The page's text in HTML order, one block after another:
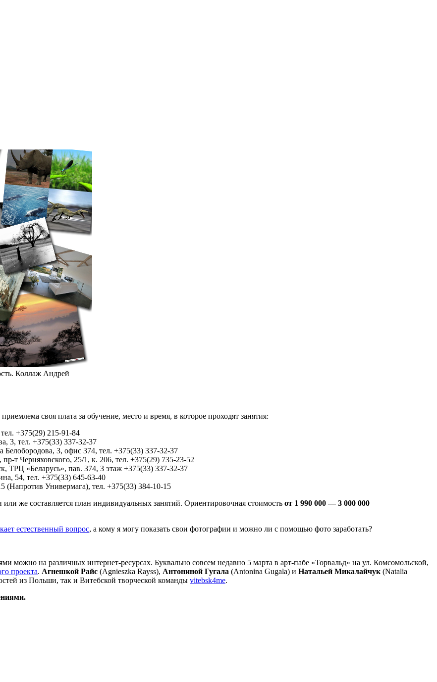
Коллаж Андрей
своя плата за обучение, место и время, в которое проходят занятия:
+375(29) 215-91-84
3, тел. +375(33) 337-32-37
Белобородова, 3, офис 374, тел. +375(33) 337-32-37
т Черняховского, 25/1, к. 206, тел. +375(29) 735-23-52
ТРЦ «Беларусь», пав. 374, 3 этаж +375(33) 337-32-37
54, тел. +375(33) 645-63-40
(Напротив Универмага), тел. +375(33) 384-10-15
же составляется план индивидуальных занятий. Ориентировочная стоимость от 1 990 000 — 3 000 000
естественный вопрос, а кому я могу показать свои фотографии и можно ли с помощью фото заработать?
можно на различных интернет-ресурсах. Буквально совсем недавно 5 марта в арт-пабе «Торвальд» на ул. Комсомольской,
проекта. Агнешкой Райс (Agnieszka Rayss), Антониной Гугала (Antonina Gugala) и Натальей Микалайчук (Natalia
из Польши, так и Витебской творческой команды vitebsk4me.